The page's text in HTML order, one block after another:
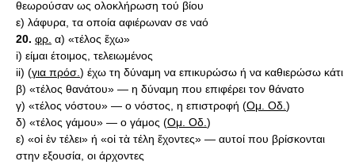
θεωρούσαν ως ολοκλήρωση τού βίου
ε) λάφυρα, τα οποία αφιέρωναν σε ναό
20. φρ. α) «τέλος ἔχω»
i) είμαι έτοιμος, τελειωμένος
ii) (για πρόσ. ) έχω τη δύναμη να επικυρώσω ή να καθιερώσω κάτι
β) «τέλος θανάτου» — η δύναμη που επιφέρει τον θάνατο
γ) «τέλος νόστου» — ο νόστος, η επιστροφή (Ομ. Οδ. )
δ) «τέλος γάμου» — ο γάμος (Ομ. Οδ. )
ε) «οἱ ἐν τέλει» ή «οἱ τὰ τέλη ἔχοντες» — αυτοί που βρίσκονται
στην εξουσία, οι άρχοντες